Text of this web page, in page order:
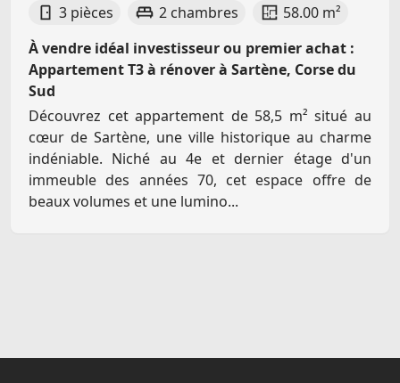
3 pièces 2 chambres
58.00 m²
À vendre idéal investisseur ou premier achat :
Appartement T3 à rénover à Sartène, Corse du
Sud
Découvrez cet appartement de 58,5 m² situé au
cœur de Sartène, une ville historique au charme
indéniable. Niché au 4e et dernier étage d'un
immeuble des années 70, cet espace offre de
beaux volumes et une lumino...